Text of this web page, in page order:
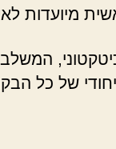
מיועדות
של כל